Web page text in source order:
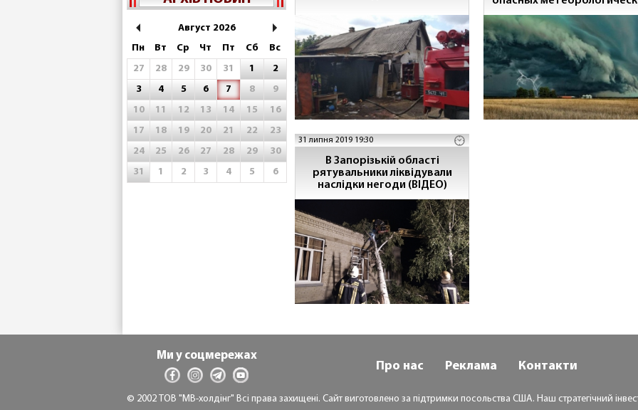
Август 2026
Пн
Вт Ср Чт Пт Сб
Вс
27
28 29 30 31 1
2
3
4 5 6 7 8
9
10
11 12 13 14 15
16
17
18 19 20 21 22
23
24
25 26 27 28 29
30
31
1 2 3 4 5 6
явлениях
31 липня 2019 19:30
В Запорізькій області
рятувальники ліквідували
наслідки негоди (ВІДЕО)
Про нас Реклама Контакти
Ми у соцмережах
© 2002 ТОВ "МВ-холдінг" Всі права захищені. Сайт виготовлено за підтримки посольства США. Наш стратегічний